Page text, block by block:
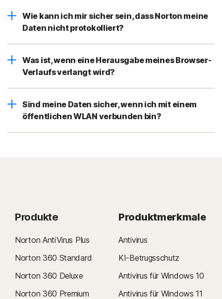
Wie kann ich mir sicher sein, dass Norton meine
Daten nicht protokolliert?
Was ist, wenn eine Herausgabe meines Browser-
Verlaufs verlangt wird?
Sind meine Daten sicher, wenn ich mit einem
öffentlichen WLAN verbunden bin?
Produkte
Norton AntiVirus Plus
Norton 360 Standard
Norton 360 Deluxe
Norton 360 Premium
Produktmerkmale
Antivirus
KI-Betrugsschutz
Antivirus für Windows 10
Antivirus für Windows 11